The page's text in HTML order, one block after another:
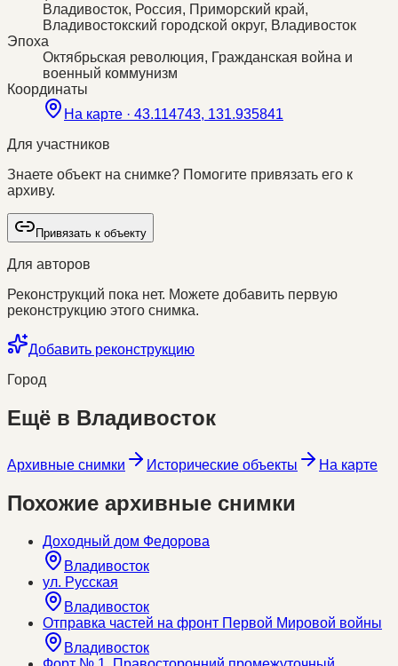
Владивосток, Россия, Приморский край,
Владивостокский городской округ, Владивосток
Эпоха
Октябрьская революция, Гражданская война и
военный коммунизм
Координаты
На карте · 43.114743, 131.935841
Для участников
Знаете объект на снимке? Помогите привязать его к
архиву.
Привязать к объекту
Для авторов
Реконструкций пока нет. Можете добавить первую
реконструкцию этого снимка.
Добавить реконструкцию
Город
Ещё в Владивосток
Архивные снимки Исторические объекты На карте
Похожие архивные снимки
Доходный дом Федорова
Владивосток
ул. Русская
Владивосток
Отправка частей на фронт Первой Мировой войны
Владивосток